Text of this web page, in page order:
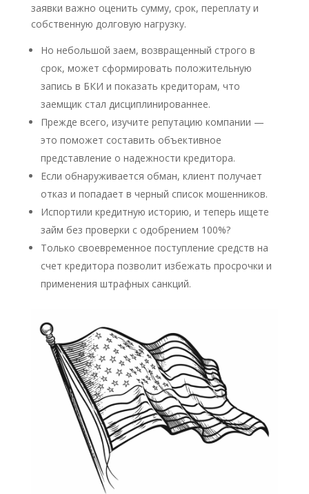
заявки важно оценить сумму, срок, переплату и
собственную долговую нагрузку.
Но небольшой заем, возвращенный строго в
срок, может сформировать положительную
запись в БКИ и показать кредиторам, что
заемщик стал дисциплинированнее.
Прежде всего, изучите репутацию компании —
это поможет составить объективное
представление о надежности кредитора.
Если обнаруживается обман, клиент получает
отказ и попадает в черный список мошенников.
Испортили кредитную историю, и теперь ищете
займ без проверки с одобрением 100%?
Только своевременное поступление средств на
счет кредитора позволит избежать просрочки и
применения штрафных санкций.